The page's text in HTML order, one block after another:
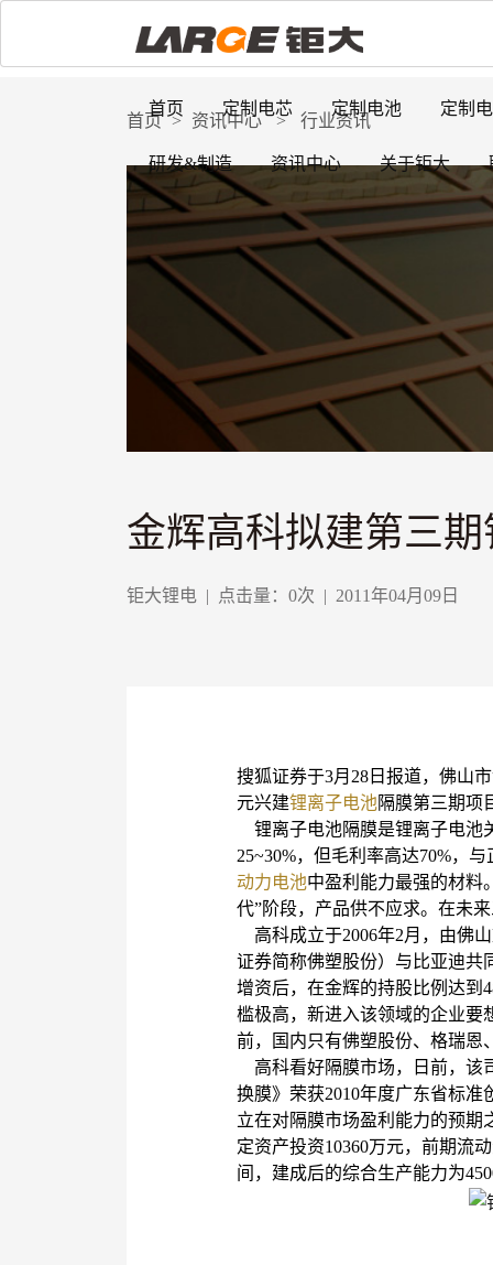
首页 定制电芯 定制电池 定制
研发&制造 资讯中心 关于钜大
首页 > 资讯中心 > 行业资讯
金辉高科拟建第三
钜大锂电 | 点击量： 0次 | 2011年04月09日
搜狐证券于3月28日报道，佛山
元兴建锂离子电池隔膜第三期项
锂离子电池隔膜是锂离子电池
25~30%，但毛利率高达70%，
动力电池中盈利能力最强的材料
代”阶段，产品供不应求。在未
高科成立于2006年2月，由佛
证券简称佛塑股份）与比亚迪共
增资后，在金辉的持股比例达到
槛极高，新进入该领域的企业要
前，国内只有佛塑股份、格瑞恩
高科看好隔膜市场，日前，该
换膜》荣获2010年度广东省标
立在对隔膜市场盈利能力的预期
定资产投资10360万元，前期流
间，建成后的综合生产能力为